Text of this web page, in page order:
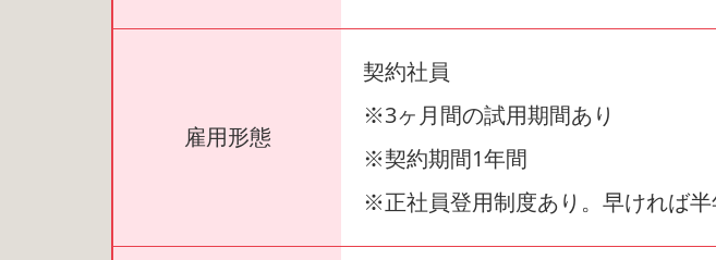
雇用形態
契約社員
※3ヶ月間の試用期間あり
※契約期間1年間
※正社員登用制度あり。早ければ